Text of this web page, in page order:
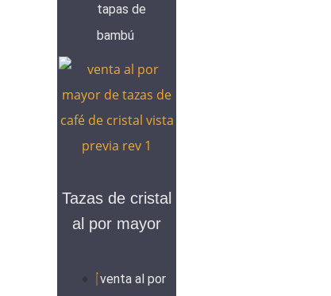
tapas de
bambú
Tazas de cristal
al por mayor
venta al por